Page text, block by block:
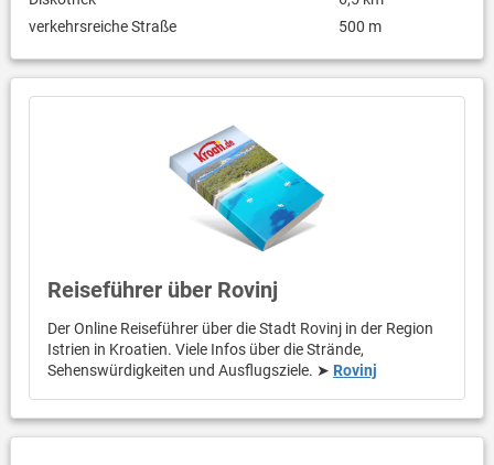
verkehrsreiche Straße
500 m
Reiseführer über Rovinj
Der Online Reiseführer über die Stadt Rovinj in der Region
Istrien in Kroatien. Viele Infos über die Strände,
Sehenswürdigkeiten und Ausflugsziele. ➤ Rovinj